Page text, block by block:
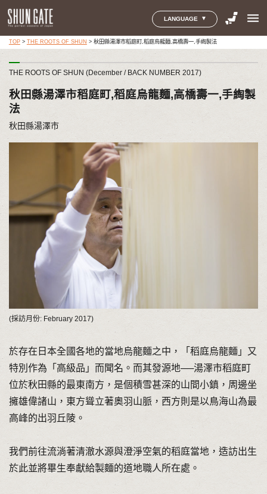
LANGUAGE menu
TOP> THE ROOTS OF SHUN > 秋田縣湯澤市稻庭町,稻庭烏龍麵,高橋壽一,手綯製法
THE ROOTS OF SHUN (December / BACK NUMBER 2017)
秋田縣湯澤市稻庭町,稻庭烏龍麵,高橋壽一,手綯製
法
秋田縣湯澤市
(採訪月份: February 2017)
於存在日本全國各地的當地烏龍麵之中，「稻庭烏龍麵」又
特別作為「高級品」而聞名。而其發源地──湯澤市稻庭町
位於秋田縣的最東南方，是個積雪甚深的山間小鎮，周邊坐
擁雄偉諸山，東方聳立著奧羽山脈，西方則是以鳥海山為最
高峰的出羽丘陵。
我們前往流淌著清澈水源與澄淨空氣的稻庭當地，造訪出生
於此並將畢生奉獻給製麵的道地職人所在處。